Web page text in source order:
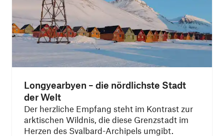
Longyearbyen – die nördlichste Stadt
der Welt
Der herzliche Empfang steht im Kontrast zur
arktischen Wildnis, die diese Grenzstadt im
Herzen des Svalbard-Archipels umgibt.